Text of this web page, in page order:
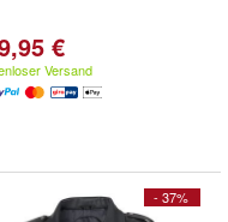
€
Versand
- 37%